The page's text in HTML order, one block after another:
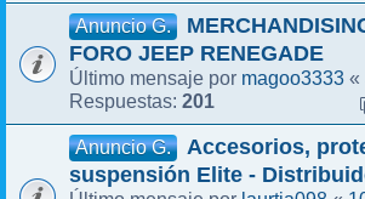
Anuncio G.
FORO JEEP RENEGADE
Último mensaje por magoo3333 «
Respuestas: 201
Anuncio G.
Accesorios,
suspensión Elite -